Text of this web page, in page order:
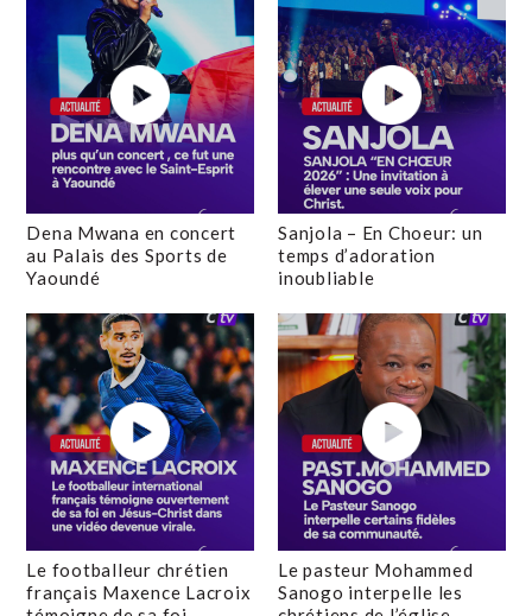
Dena Mwana en concert
au Palais des Sports de
Yaoundé
Sanjola – En Choeur: un
temps d’adoration
inoubliable
Le footballeur chrétien
français Maxence Lacroix
Le pasteur Mohammed
Sanogo interpelle les